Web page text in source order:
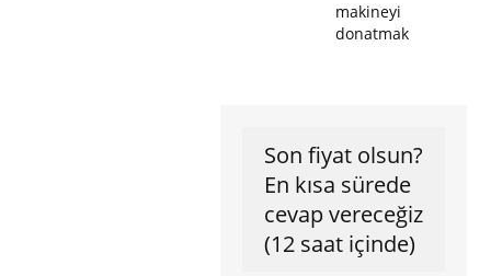
makineyi
donatmak
Son fiyat olsun?
En kısa sürede
cevap vereceğiz
(12 saat içinde)